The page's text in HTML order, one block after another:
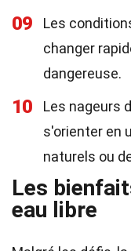
09
Les
changer
dangereuse.
10
Les nageurs
s'orienter en
naturels ou
Les
eau libre